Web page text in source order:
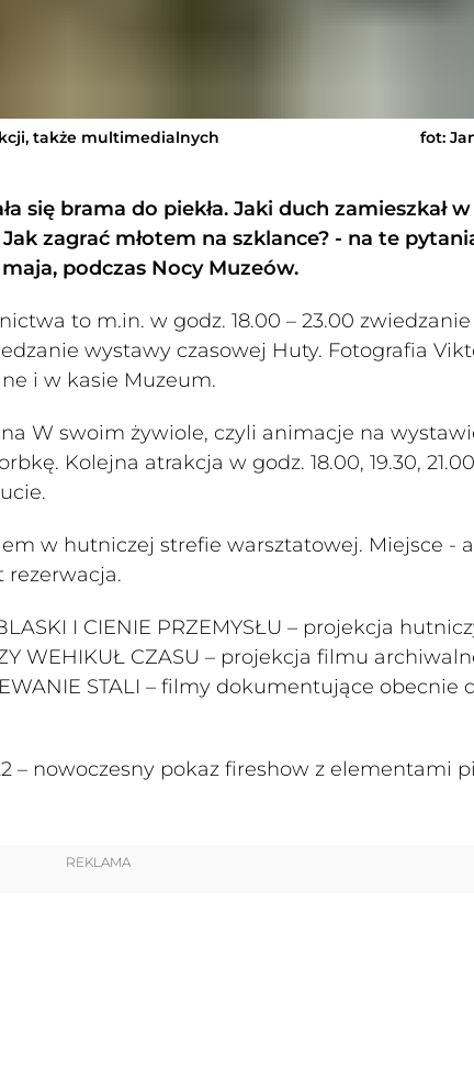
także multimedialnych fot:
się brama do piekła. Jaki duch zamieszkał
zagrać młotem na szklance? - na te
podczas Nocy Muzeów.
to m.in. w godz. 18.00 – 23.00
wystawy czasowej Huty. Fotografia
i w kasie Muzeum.
W swoim żywiole, czyli animacje na
Kolejna atrakcja w godz. 18.00, 19.30,
w hutniczej strefie warsztatowej. Miejsce -
rezerwacja.
I CIENIE PRZEMYSŁU – projekcja
WEHIKUŁ CZASU – projekcja filmu
STALI – filmy dokumentujące obecnie
– nowoczesny pokaz fireshow z elementami
REKLAMA